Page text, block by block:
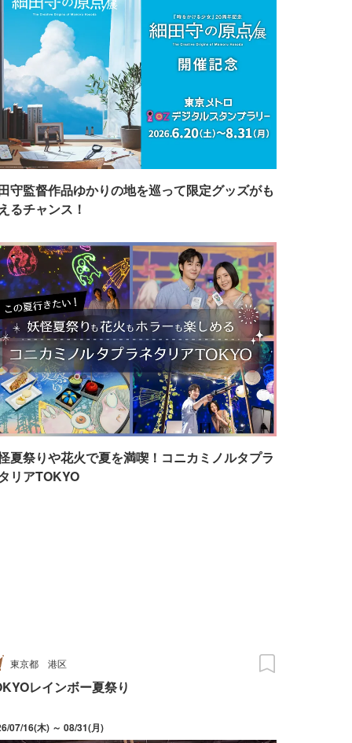
守監督作品ゆかりの地を巡って限定グッズがも
るチャンス！
夏祭りや花火で夏を満喫！コニカミノルタプラ
リアTOKYO
東京都 港区
レインボー夏祭り
07/16(木) ～ 08/31(月)